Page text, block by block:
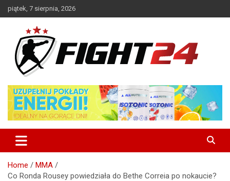
Skip
to
piątek, 7 sierpnia, 2026
FIGHT24.PL – MMA i K-1, UFC
Home
MMA
Co Ronda Rousey powiedziała do Bethe Correia po nokaucie?